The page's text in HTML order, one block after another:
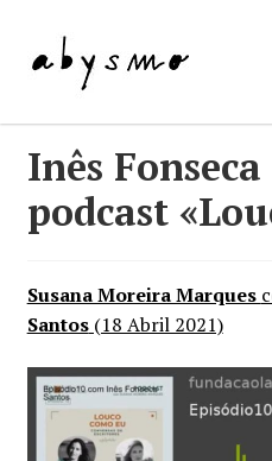
para
navegação
Saltar
para
conteúdo
Loja
Contactos
Inês
podcast
Susana Moreira Marques
Santos(18 Abril 2021)